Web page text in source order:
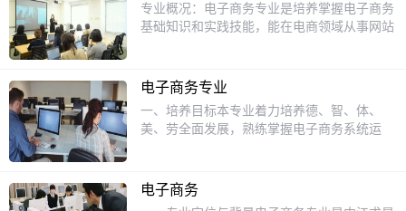
美睫种植、身体基础护理、面部问题皮肤护
理，美发基础、美发与造型(美发精剪)、创意
象顾问、技术研发人才、中医美容、智能护
师、防脱修护等岗位工作。健康服务与管理主
干课程:亚健康评估、中药基础入门、中医经
理、中医食疗养生、慢性病管理、人体结构与
专业核心课开设电子商务基础、网络营销实
基础知识点；岗位实训环节依托校企合作真实
项目，开设网店装修实训、直播带货实训、社
群运营实训等实操内容，让学生在校期间就能
应届初中毕业生招生，招收对互联网行业、电
能人才。学生需具备网店运营、短视频制作、
直播策划、跨境电商操作等能力，并熟悉电商
新媒体营销、电商数据分析、物流管理、消费
者行为学等。实践环节涵盖网店开设实训、直
播带货实训、跨境电商模拟操作等，通过校企
播、跨境电商客服等工作。随着直播电商发
专业概况：电子商务专业是培养掌握电子商务
基础知识和实践技能，能在电商领域从事网站
子商务基础知识和实践技能，能在电商领域从
事网站运营、网络营销、电商物流、客户服务
等工作的高素质技术人才。课程设置：包括电
子商务概论、网络营销、电商物流、网站建设
节。就业方向：毕业生可在电商企业、互联网
企业、物流企业等从事网站运营、网络营销、
电子商务专业
一、培养目标本专业着力培养德、智、体、
美、劳全面发展，熟练掌握电子商务系统运
业知识，具有良好的创新创业意识和职业素
养，有较强的操作能力、协作沟通能力，能够
电子商务